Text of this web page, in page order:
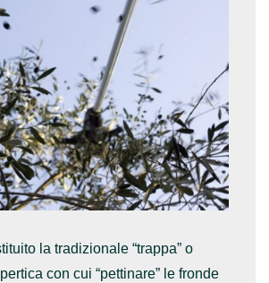
la tradizionale “trappa” o
con cui “pettinare” le fronde